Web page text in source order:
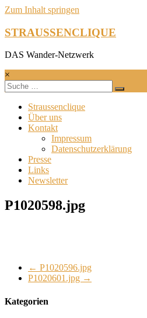
Zum Inhalt springen
STRAUSSENCLIQUE
DAS Wander-Netzwerk
×
Straussenclique
Über uns
Kontakt
Impressum
Datenschutzerklärung
Presse
Links
Newsletter
P1020598.jpg
← P1020596.jpg
P1020601.jpg →
Kategorien